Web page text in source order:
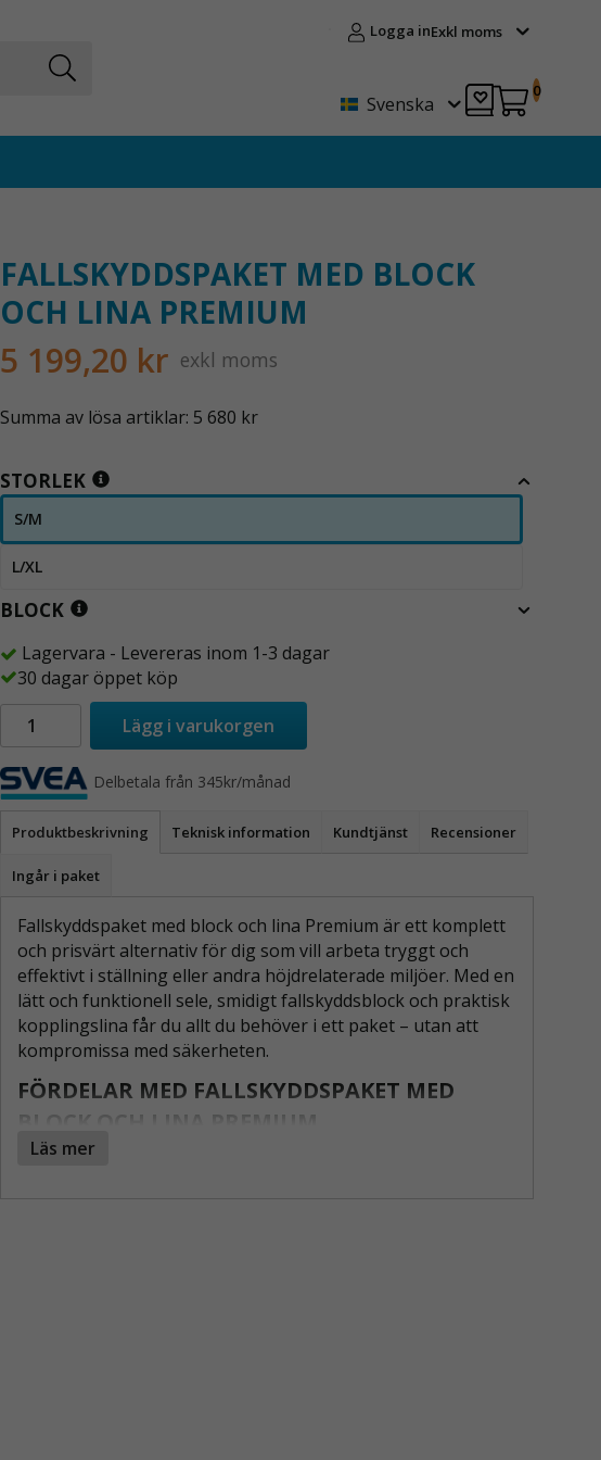
Logga inExkl moms
Svenska
0
FALLSKYDDSPAKET MED BLOCK
OCH LINA PREMIUM
5 199,20 kr exkl moms
Summa av lösa artiklar: 5 680 kr
STORLEK
S/M
L/XL
BLOCK
Lagervara - Levereras inom 1-3 dagar
30 dagar öppet köp
Lägg i varukorgen
Delbetala från 345kr/månad
Produktbeskrivning Teknisk information Kundtjänst Recensioner
Ingår i paket
Fallskyddspaket med block och lina Premium är ett komplett
och prisvärt alternativ för dig som vill arbeta tryggt och
effektivt i ställning eller andra höjdrelaterade miljöer. Med en
lätt och funktionell sele, smidigt fallskyddsblock och praktisk
kopplingslina får du allt du behöver i ett paket – utan att
kompromissa med säkerheten.
FÖRDELAR MED FALLSKYDDSPAKET MED
BLOCK OCH LINA PREMIUM
Läs mer